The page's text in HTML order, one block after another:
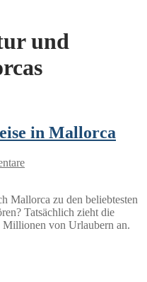
und
in Mallorca
Mallorca zu den beliebtesten
Tatsächlich zieht die
Millionen von Urlaubern an.